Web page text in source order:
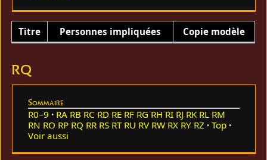
Titre Personnes impliquées Copie modèle
RQ
Sommaire
R0–9 RA RB RC RD RE RF RG RH RI RJ RK RL RM
RN RO RP RQ RR RS RT RU RV RW RX RY RZ
Top
Voir aussi